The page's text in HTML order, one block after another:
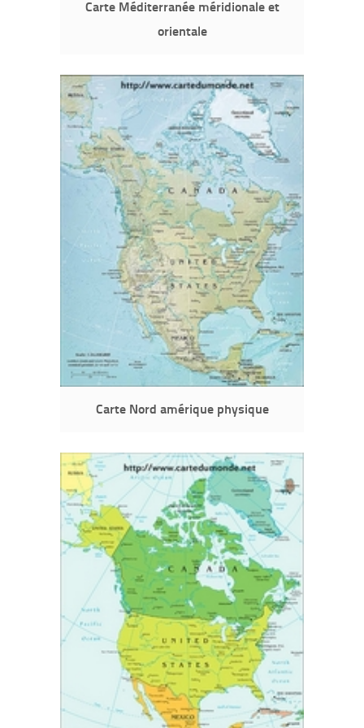
Carte Méditerranée méridionale et
orientale
Carte Nord amérique physique